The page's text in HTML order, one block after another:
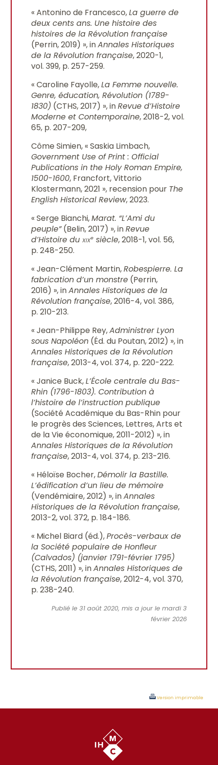
« Antonino de Francesco,La guerre de
deux cents ans. Une histoire des
histoires de la Révolution française
(Perrin, 2019) », inAnnales Historiques
de la Révolution française, 2020-1,
vol. 399, p. 257-259.
« Caroline Fayolle,La Femme nouvelle.
Genre, éducation, Révolution (1789-
1830) (CTHS, 2017) », inRevue d’Histoire
Moderne et Contemporaine, 2018-2, vol.
65, p. 207-209,
Côme Simien, « Saskia Limbach,
Government Use of Print : Official
Publications in the Holy Roman Empire,
1500-1600, Francfort, Vittorio
Klostermann, 2021 », recension pour The
English Historical Review, 2023.
« Serge Bianchi,Marat. “L’Ami du
peuple”(Belin, 2017) », inRevue
d’Histoire duxixe siècle, 2018-1, vol. 56,
p. 248-250.
« Jean-Clément Martin,Robespierre. La
fabrication d’un monstre (Perrin,
2016) », inAnnales Historiques de la
Révolution française, 2016-4, vol. 386,
p. 210-213.
« Jean-Philippe Rey,Administrer Lyon
sous Napoléon (Éd. du Poutan, 2012) », in
Annales Historiques de la Révolution
française, 2013-4, vol. 374, p. 220-222.
« Janice Buck,L’École centrale du Bas-
Rhin (1796-1803). Contribution à
l’histoire de l’instruction publique
(Société Académique du Bas-Rhin pour
le progrès des Sciences, Lettres, Arts et
de la Vie économique, 2011-2012) », in
Annales Historiques de la Révolution
française, 2013-4, vol. 374, p. 213-216.
« Héloïse Bocher,Démolir la Bastille.
L’édification d’un lieu de mémoire
(Vendémiaire, 2012) », inAnnales
Historiques de la Révolution française,
2013-2, vol. 372, p. 184-186.
« Michel Biard (éd.),Procès-verbaux de
la Société populaire de Honfleur
(Calvados) (janvier 1791-février 1795)
(CTHS, 2011) », inAnnales Historiques de
la Révolution française, 2012-4, vol. 370,
p. 238-240.
Publié le 31 août 2020, mis a jour le mardi 3
février 2026
Version imprimable